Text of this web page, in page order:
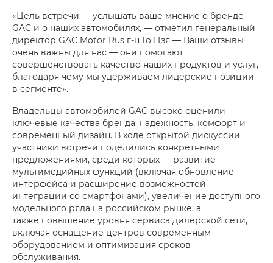
«Цель встречи — услышать ваше мнение о бренде
GAC и о наших автомобилях, — отметил генеральный
директор GAC Motor Rus г-н Го Цзя — Ваши отзывы
очень важны для нас — они помогают
совершенствовать качество наших продуктов и услуг,
благодаря чему мы удерживаем лидерские позиции
в сегменте».
Владельцы автомобилей GAC высоко оценили
ключевые качества бренда: надежность, комфорт и
современный дизайн. В ходе открытой дискуссии
участники встречи поделились конкретными
предложениями, среди которых — развитие
мультимедийных функций (включая обновление
интерфейса и расширение возможностей
интеграции со смартфонами), увеличение доступного
модельного ряда на российском рынке, а
также повышение уровня сервиса дилерской сети,
включая оснащение центров современным
оборудованием и оптимизация сроков
обслуживания.